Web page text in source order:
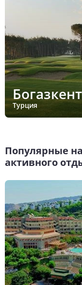
Богазкент
Турция
Популярные
активного